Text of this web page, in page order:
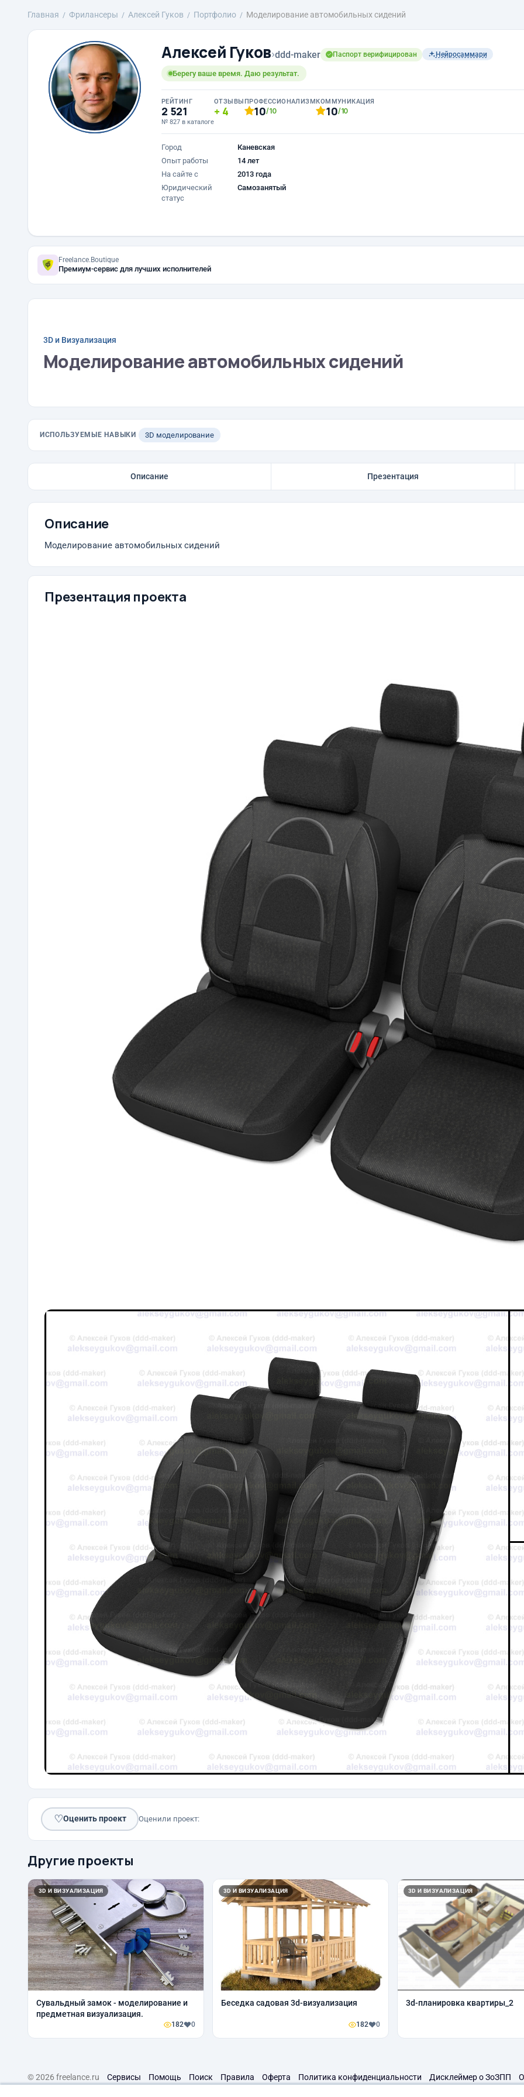
Главная Фрилансеры Алексей Гуков Портфолио Моделирование автомобильных сидений
Алексей Гуков›ddd-maker Паспорт верифицирован Нейросаммари
Берегу ваше время. Даю результат.
РЕЙТИНГ
2 521
№ 827 в каталоге
ОТЗЫВЫ
4
ПРОФЕССИОНАЛИЗМ
10/10
КОММУНИКАЦИЯ
10/10
Город
Каневская
Опыт работы
14 лет
На сайте с
2013 года
Юридический
статус
Самозанятый
Freelance.Boutique
Премиум-сервис для лучших исполнителей
3D и Визуализация
Моделирование автомобильных сидений
ИСПОЛЬЗУЕМЫЕ НАВЫКИ 3D моделирование
Описание Презентация
Описание
Моделирование автомобильных сидений
Презентация проекта
♡Оценить проект Оценили проект:
Другие проекты
3D И ВИЗУАЛИЗАЦИЯ
Сувальдный замок - моделирование и
предметная визуализация.
182 0
3D И ВИЗУАЛИЗАЦИЯ
Беседка садовая 3d-визуализация
182 0
3D И ВИЗУАЛИЗАЦИЯ
3d-планировка квартиры_2
© 2026 freelance.ru Сервисы Помощь Поиск Правила Оферта Политика конфиденциальности Дисклеймер о ЗоЗПП